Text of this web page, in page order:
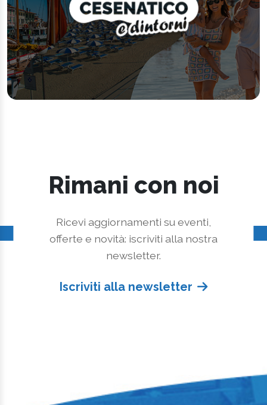
Rimani con noi
Ricevi aggiornamenti su eventi,
offerte e novità: iscriviti alla nostra
newsletter.
Iscriviti alla newsletter